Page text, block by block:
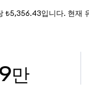
입니다. 현재
만